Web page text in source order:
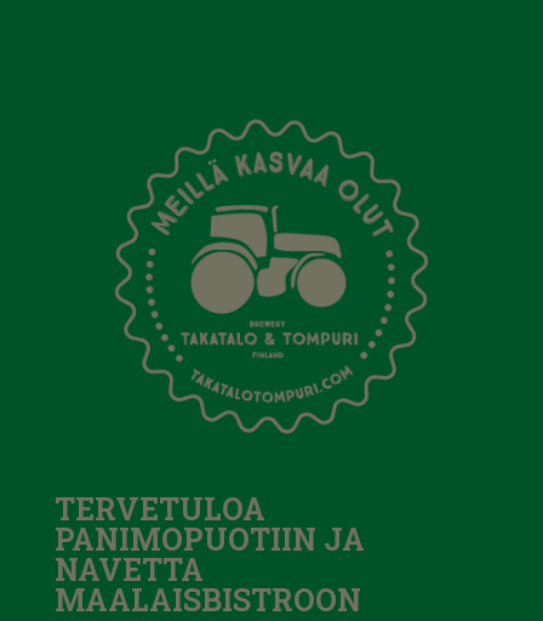
TERVETULOA
PANIMOPUOTIIN JA
NAVETTA
MAALAISBISTROON